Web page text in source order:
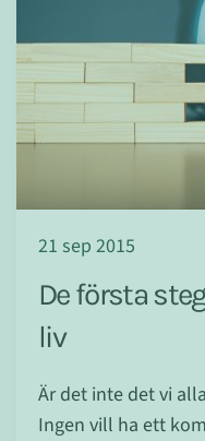
21 sep 2015
De första
liv
Är det inte det vi
Ingen vill ha ett